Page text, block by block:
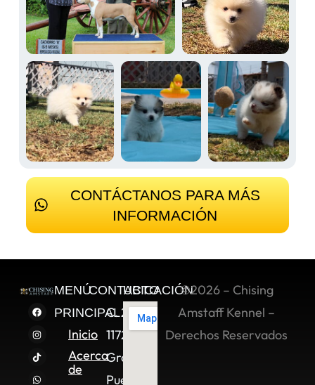
CONTÁCTANOS PARA MÁS
INFORMACIÓN
MENÚ
PRINCIPAL
Inicio
Acerca
de
CONTACTO
C. 2 Sur
11722,
Granjas
Puebla,
UBICACIÓN©2026 – Chising
Amstaff Kennel –
Derechos Reservados